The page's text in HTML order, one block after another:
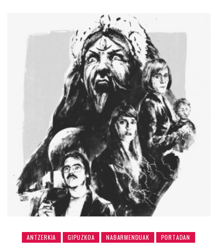
ANTZERKIA GIPUZKOA NABARMENDUAK PORTADAN